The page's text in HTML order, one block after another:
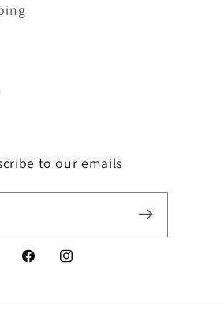
to our emails
FacebookInstagram